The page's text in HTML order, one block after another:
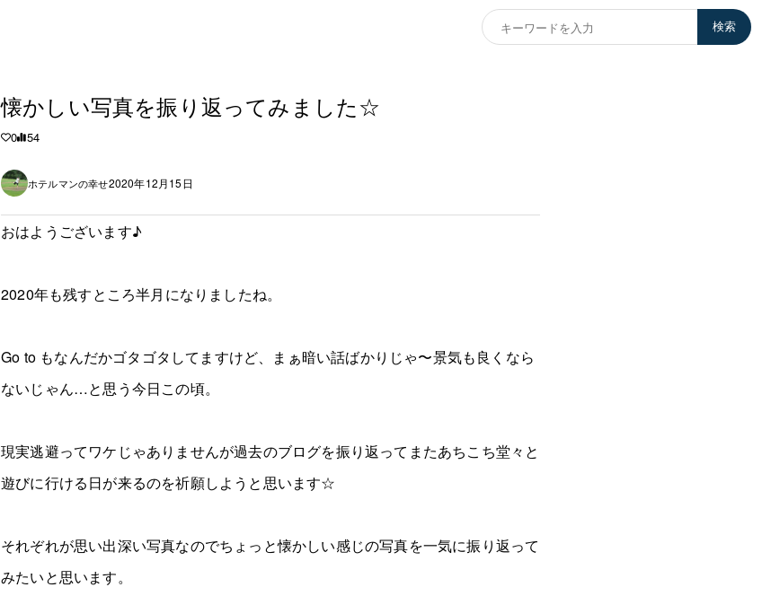
検索
懐かしい写真を振り返ってみました☆
0 54
ホテルマンの幸せ2020年12月15日
おはようございます♪
2020年も残すところ半月になりましたね。
Go to もなんだかゴタゴタしてますけど、まぁ暗い話ばかりじゃ〜景気も良くなら
ないじゃん…と思う今日この頃。
現実逃避ってワケじゃありませんが過去のブログを振り返ってまたあちこち堂々と
遊びに行ける日が来るのを祈願しようと思います☆
それぞれが思い出深い写真なのでちょっと懐かしい感じの写真を一気に振り返って
みたいと思います。